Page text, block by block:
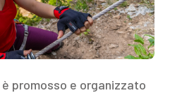
è promosso e organizzato